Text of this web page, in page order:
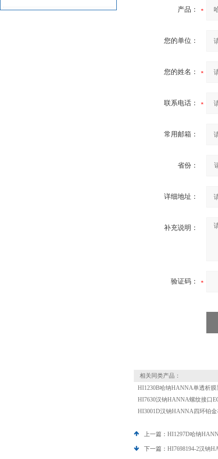
产品：
您的单位：
您的姓名：
联系电话：
常用邮箱：
省份：
详细地址：
补充说明：
验证码：
相关同类产品：
HI1230B哈纳HANNA单透析
HI7630汉钠HANNA螺纹接口
HI3001D汉钠HANNA四环铂
上一篇： HI1297D哈纳
下一篇： HI7698194-2汉钠